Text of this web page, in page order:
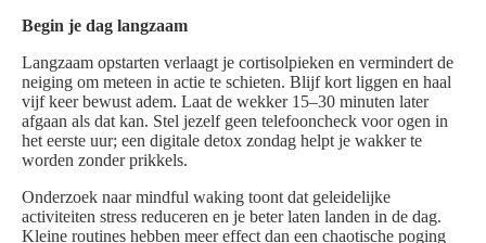
Begin je dag langzaam
Langzaam opstarten verlaagt je cortisolpieken en vermindert de
neiging om meteen in actie te schieten. Blijf kort liggen en haal
vijf keer bewust adem. Laat de wekker 15–30 minuten later
afgaan als dat kan. Stel jezelf geen telefooncheck voor ogen in
het eerste uur; een digitale detox zondag helpt je wakker te
worden zonder prikkels.
Onderzoek naar mindful waking toont dat geleidelijke
activiteiten stress reduceren en je beter laten landen in de dag.
Kleine routines hebben meer effect dan een chaotische poging